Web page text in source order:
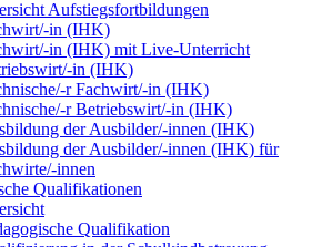
Aufstiegsfortbildungen
in (IHK)
in (IHK) mit Live-Unterricht
in (IHK)
r Fachwirt/-in (IHK)
r Betriebswirt/-in (IHK)
der Ausbilder/-innen (IHK)
der Ausbilder/-innen (IHK) für
innen
Qualifikationen
Qualifikation